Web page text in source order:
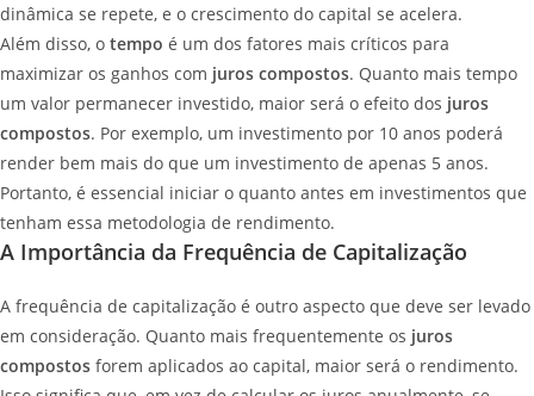
dinâmica se repete, e o crescimento do capital se acelera.
Além disso, o tempo é um dos fatores mais críticos para
maximizar os ganhos com juros compostos. Quanto mais tempo
um valor permanecer investido, maior será o efeito dos juros
compostos. Por exemplo, um investimento por 10 anos poderá
render bem mais do que um investimento de apenas 5 anos.
Portanto, é essencial iniciar o quanto antes em investimentos que
tenham essa metodologia de rendimento.
A Importância da Frequência de Capitalização
A frequência de capitalização é outro aspecto que deve ser levado
em consideração. Quanto mais frequentemente os juros
compostos forem aplicados ao capital, maior será o rendimento.